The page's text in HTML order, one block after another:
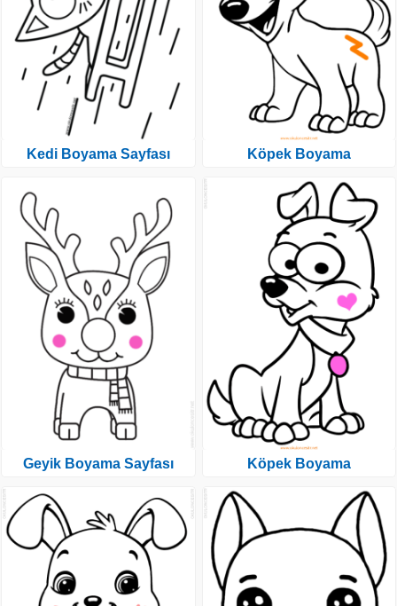
Kedi Boyama Sayfası
Geyik Boyama Sayfası
Köpek Boyama
Köpek Boyama